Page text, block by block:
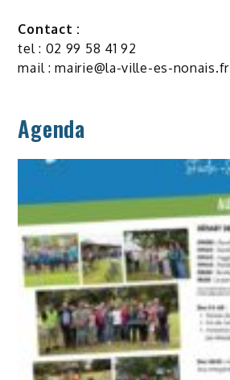
Contact :
tel : 02 99 58 41 92
mail :mairie@la-ville-es-nonais.fr
Agenda